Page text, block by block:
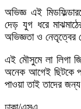
অভিজ্ঞ এই
দেড় যুগ ধরে
অভিজ্ঞতা ও নেতৃত্বের
এই মৌসুমে লা লিগা
অনেক আগেই ছিটকে
পাওয়া তাই তাদের